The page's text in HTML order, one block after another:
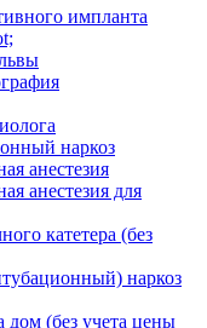
импланта
наркоз
анестезия
анестезия для
катетера (без
наркоз
дом (без учета цены